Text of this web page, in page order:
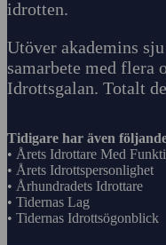
idrotten.
Utöver akademins
samarbete med flera
Idrottsgalan. Totalt
Tidigare har även
• Årets Idrottare Med
• Årets Idrottspersonlighet
• Århundradets Idrottare
• Tidernas Lag
• Tidernas Idrottsögonblick